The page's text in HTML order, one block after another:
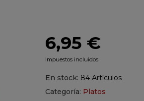
6,95 €
Impuestos incluidos
En stock: 84 Artículos
Categoría: Platos